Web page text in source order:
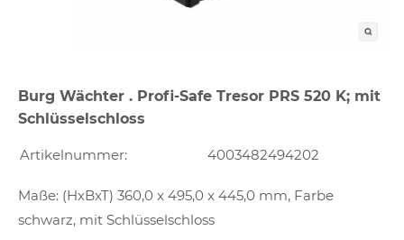
Burg Wächter . Profi-Safe Tresor PRS 520 K; mit
Schlüsselschloss
Artikelnummer: 4003482494202
Maße: (HxBxT) 360,0 x 495,0 x 445,0 mm, Farbe
schwarz, mit Schlüsselschloss